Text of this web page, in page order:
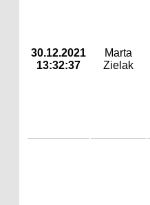
30.12.2021
13:32:37
Marta
Zielak